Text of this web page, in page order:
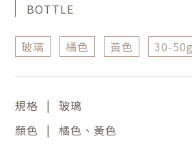
BOTTLE
玻璃 橘色 黃色 30-50g
規格 |
玻璃
顏色 | 橘色、黃色